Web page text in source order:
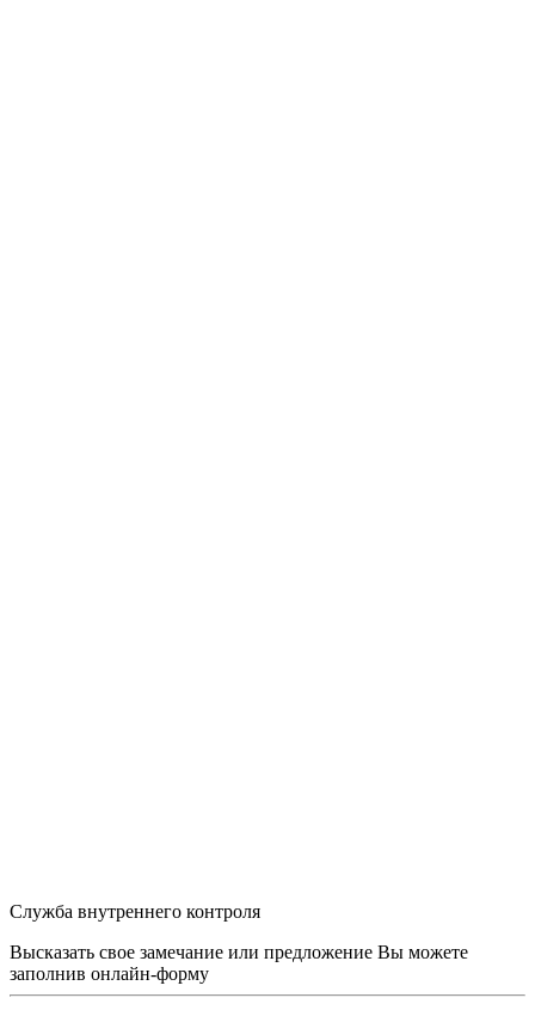
Служба внутреннего контроля
Высказать свое замечание или предложение Вы можете
заполнив онлайн-форму